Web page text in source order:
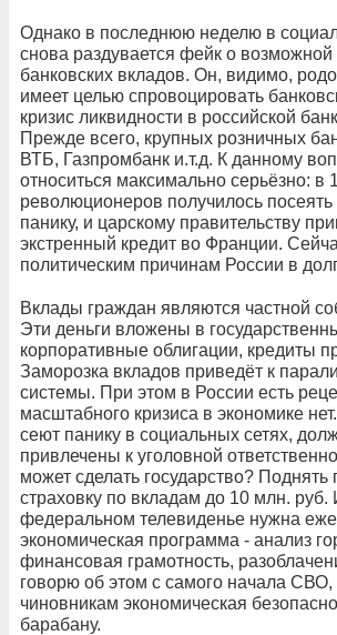
Однако в последнюю неделю в
снова раздувается фейк о возможной
банковских вкладов. Он, видимо,
имеет целью спровоцировать
кризис ликвидности в российской
Прежде всего, крупных розничных
ВТБ, Газпромбанк и.т.д. К данному
относиться максимально серьёзно: в
революционеров получилось посеять
панику, и царскому правительству
экстренный кредит во Франции.
политическим причинам России в
Вклады граждан являются частной
Эти деньги вложены в
корпоративные облигации, кредиты
Заморозка вкладов приведёт к
системы. При этом в России есть
масштабного кризиса в экономике
сеют панику в социальных сетях,
привлечены к уголовной
может сделать государство? Поднять
страховку по вкладам до 10 млн. руб.
федеральном телевиденье нужна
экономическая программа - анализ
финансовая грамотность,
говорю об этом с самого начала СВО,
чиновникам экономическая
барабану.